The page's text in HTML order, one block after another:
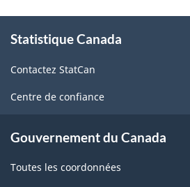
propos
ce
site
Statistique Canada
Contactez StatCan
Centre de confiance
Gouvernement du Canada
Toutes les coordonnées